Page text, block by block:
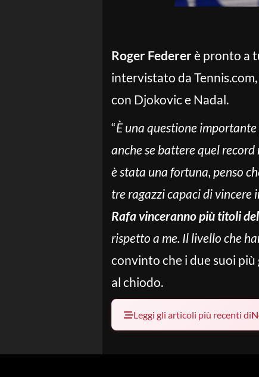
Roger Federerè pronto a
intervistato da
con Djokovic e Nadal.
“È una questione
anche se battere quel
è stata una fortuna, penso
tre ragazzi capaci di
Rafa vinceranno più titoli
rispetto a me. Il livello che
convinto che i due suoi
al chiodo.
Leggi gli articoli più recenti di